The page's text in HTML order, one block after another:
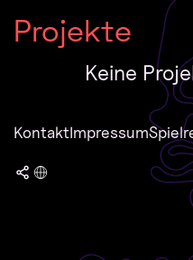
Projekte
Keine
KontaktImpressum